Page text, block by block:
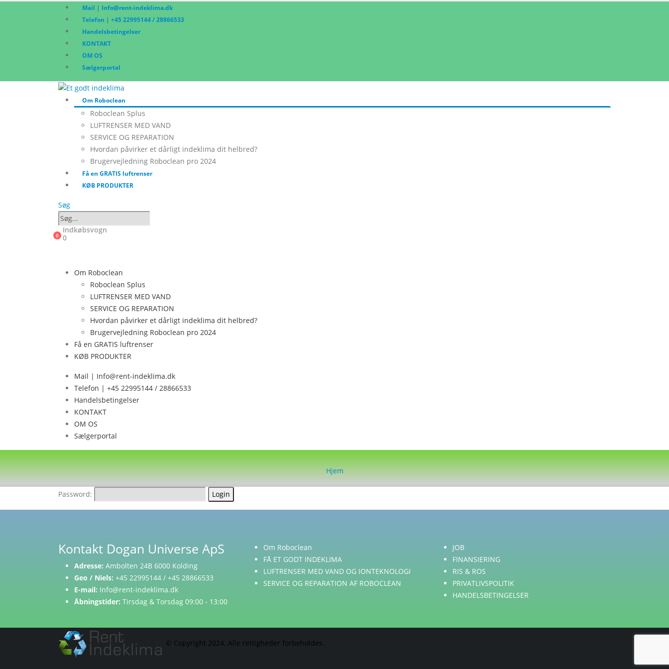
Mail | Info@rent-indeklima.dk
Telefon | +45 22995144 / 28866533
Handelsbetingelser
KONTAKT
OM OS
Sælgerportal
Om Roboclean
Roboclean Splus
LUFTRENSER MED VAND
SERVICE OG REPARATION
Hvordan påvirker et dårligt indeklima dit helbred?
Brugervejledning Roboclean pro 2024
Få en GRATIS luftrenser
KØB PRODUKTER
Søg
0
Indkøbsvogn
0
Om Roboclean
Roboclean Splus
LUFTRENSER MED VAND
SERVICE OG REPARATION
Hvordan påvirker et dårligt indeklima dit helbred?
Brugervejledning Roboclean pro 2024
Få en GRATIS luftrenser
KØB PRODUKTER
Mail | Info@rent-indeklima.dk
Telefon | +45 22995144 / 28866533
Handelsbetingelser
KONTAKT
OM OS
Sælgerportal
Hjem
Password:
Kontakt Dogan Universe ApS
Adresse: Ambolten 24B 6000 Kolding
Geo / Niels: +45 22995144 / +45 28866533
E-mail: Info@rent-indeklima.dk
Åbningstider: Tirsdag & Torsdag 09:00 - 13:00
Om Roboclean
FÅ ET GODT INDEKLIMA
LUFTRENSER MED VAND OG IONTEKNOLOGI
SERVICE OG REPARATION AF ROBOCLEAN
JOB
FINANSIERING
RIS & ROS
PRIVATLIVSPOLITIK
HANDELSBETINGELSER
© Copyright 2024. Alle rettigheder forbeholdes.